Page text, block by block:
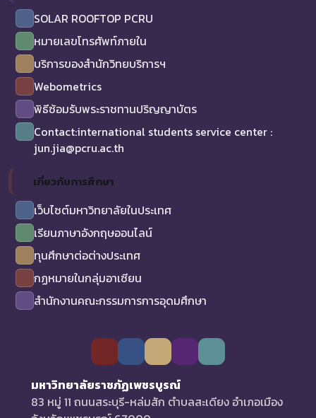
SOLAR ROOFTOP PCRU
หมายเลขโทรศัพท์ภายใน
บริการของสำนักวิทยบริการฯ
Webometrics
พิธีซ้อมรับพระราชทานปริญญาบัตร
Contact:international students service center :
jun.jia@pcru.ac.th
เกี่ยวกับการศึกษา
เว็บไซต์มหาวิทยาลัยในประเทศ
เรียนภาษาอังกฤษออนไลน์
ทุนศึกษาต่อต่างประเทศ
กฏหมายในกลุ่มอาเซียน
สำนักงานคณะกรรมการการอุดมศึกษา
มหาวิทยาลัยราชภัฏเพชรบูรณ์
83 หมู่ 11 ถนนสระบุรี-หล่มสัก ตำบลสะเดียง อำเภอเมือง